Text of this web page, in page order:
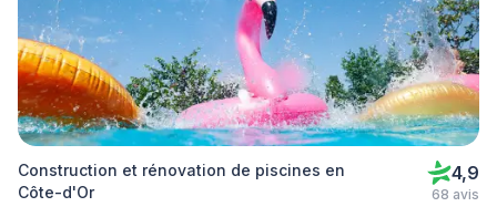
Construction et rénovation de piscines en
Côte-d'Or
4,9
68 avis